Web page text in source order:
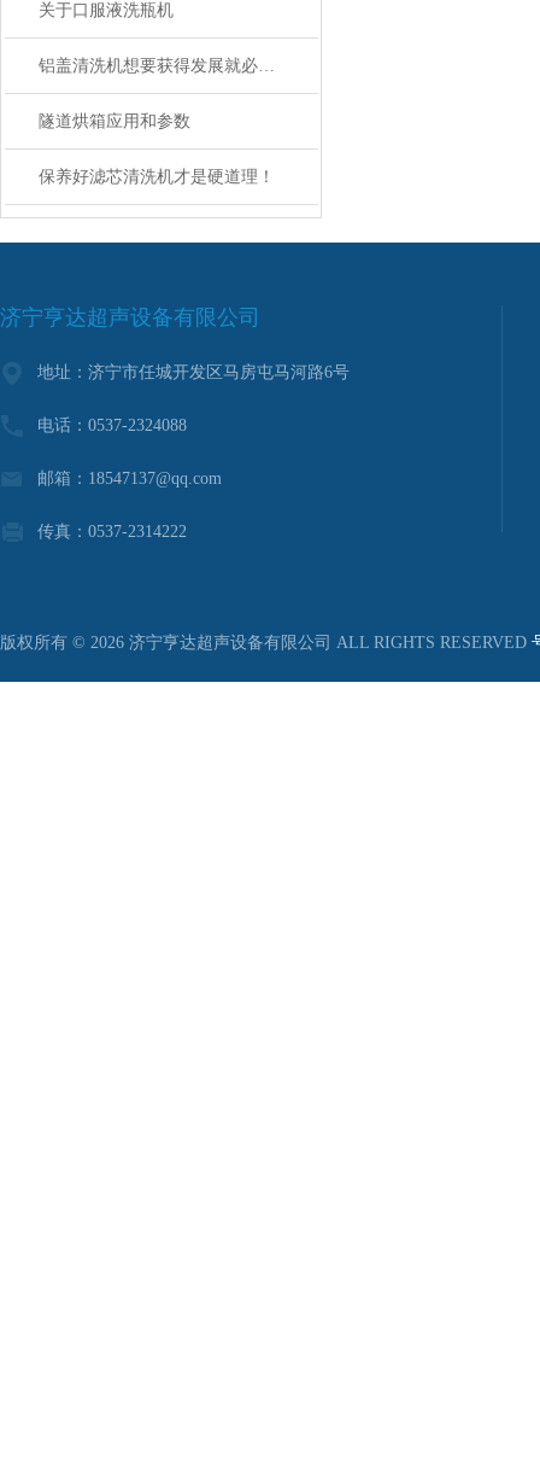
关于口服液洗瓶机
铝盖清洗机想要获得发展就必须在质量上下功夫
隧道烘箱应用和参数
保养好滤芯清洗机才是硬道理！
济宁亨达超声设备有限公司
地址：济宁市任城开发区马房屯马河路6号
电话：0537-2324088
邮箱：18547137@qq.com
传真：0537-2314222
版权所有 © 2026 济宁亨达超声设备有限公司 ALL RIGHTS RESERVED